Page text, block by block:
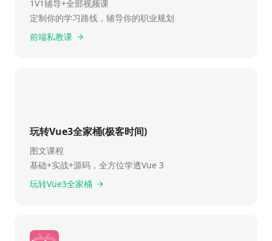
1V1辅导+全部视频课
定制你的学习路线，辅导你的职业规划
前端私教课
玩转Vue3全家桶(极客时间)
图文课程
基础+实战+源码，全方位学透Vue 3
玩转Vue3全家桶